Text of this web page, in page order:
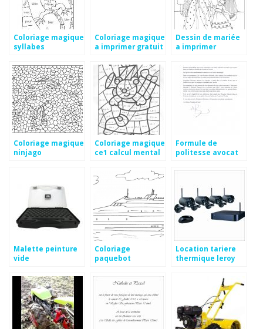
Coloriage magique
syllabes
Coloriage magique
a imprimer gratuit
Dessin de mariée
a imprimer
Coloriage magique
ninjago
Coloriage magique
ce1 calcul mental
Formule de
politesse avocat
Malette peinture
vide
Coloriage
paquebot
Location tariere
thermique leroy